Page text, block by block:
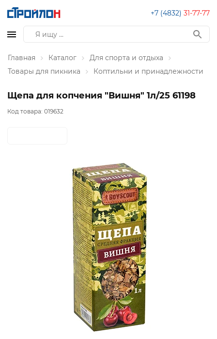
+7 (4832) 31-77-77
Главная Каталог
Для спорта и отдыха
Товары для пикника
Коптильни и принадлежности
Щепа для копчения "Вишня" 1л/25 61198
Код товара: 019632